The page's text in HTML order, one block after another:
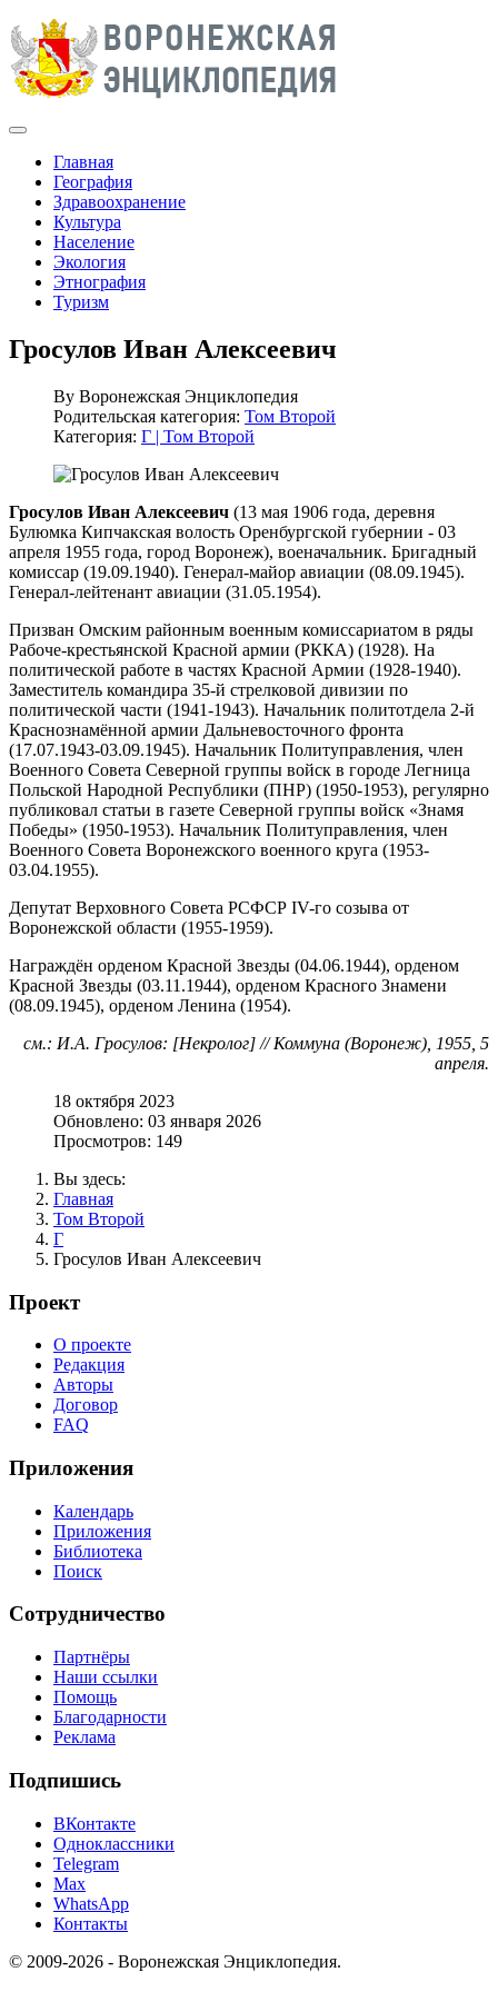
Главная
География
Здравоохранение
Культура
Население
Экология
Этнография
Туризм
Гросулов Иван Алексеевич
By Воронежская Энциклопедия
Родительская категория: Том Второй
Категория: Г | Том Второй
Гросулов Иван Алексеевич (13 мая 1906 года, деревня
Булюмка Кипчакская волость Оренбургской губернии - 03
апреля 1955 года, город Воронеж), военачальник. Бригадный
комиссар (19.09.1940). Генерал-майор авиации (08.09.1945).
Генерал-лейтенант авиации (31.05.1954).
Призван Омским районным военным комиссариатом в ряды
Рабоче-крестьянской Красной армии (РККА) (1928). На
политической работе в частях Красной Армии (1928-1940).
Заместитель командира 35-й стрелковой дивизии по
политической части (1941-1943). Начальник политотдела 2-й
Краснознамённой армии Дальневосточного фронта
(17.07.1943-03.09.1945). Начальник Политуправления, член
Военного Совета Северной группы войск в городе Легница
Польской Народной Республики (ПНР) (1950-1953), регулярно
публиковал статьи в газете Северной группы войск «Знамя
Победы» (1950-1953). Начальник Политуправления, член
Военного Совета Воронежского военного круга (1953-
03.04.1955).
Депутат Верховного Совета РСФСР IV-го созыва от
Воронежской области (1955-1959).
Награждён орденом Красной Звезды (04.06.1944), орденом
Красной Звезды (03.11.1944), орденом Красного Знамени
(08.09.1945), орденом Ленина (1954).
см.: И.А. Гросулов: [Некролог] // Коммуна (Воронеж), 1955, 5
апреля.
18 октября 2023
Обновлено: 03 января 2026
Просмотров: 149
Вы здесь:
Главная
Том Второй
Г
Гросулов Иван Алексеевич
Проект
О проекте
Редакция
Авторы
Договор
FAQ
Приложения
Календарь
Приложения
Библиотека
Поиск
Сотрудничество
Партнёры
Наши ссылки
Помощь
Благодарности
Реклама
Подпишись
ВКонтакте
Одноклассники
Telegram
Max
WhatsApp
Контакты
© 2009-2026 - Воронежская Энциклопедия.